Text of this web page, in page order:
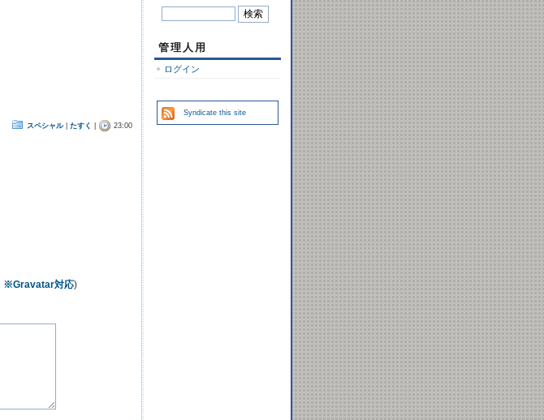
スペシャル| たすく 23:00
※Gravatar対応)
管理人用
ログイン
Syndicate this site